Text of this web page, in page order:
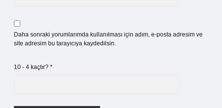
Daha sonraki yorumlarımda kullanılması için adım, e-posta adresim ve
site adresim bu tarayıcıya kaydedilsin.
10 - 4 kaçtır? *